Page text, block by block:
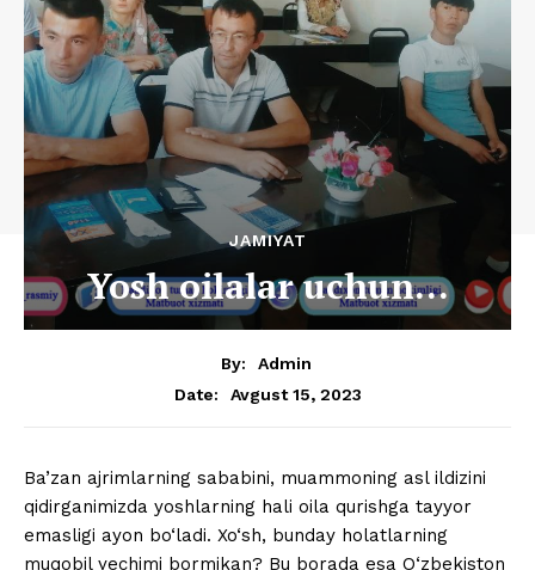
JAMIYAT
Yosh oilalar uchun…
By:
Admin
Date:
Avgust 15, 2023
Ba’zan ajrimlarning sababini, muammoning asl ildizini
qidirganimizda yoshlarning hali oila qurishga tayyor
emasligi ayon bo‘ladi. Xo‘sh, bunday holatlarning
muqobil yechimi bormikan? Bu borada esa O‘zbekiston